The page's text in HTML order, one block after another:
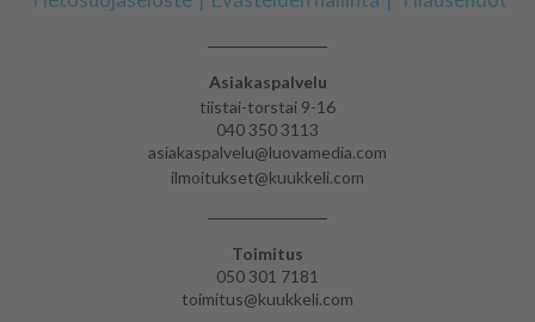
Asiakaspalvelu
tiistai-torstai 9-16
040 350 3113
asiakaspalvelu@luovamedia.com
ilmoitukset@kuukkeli.com
Toimitus
050 301 7181
toimitus@kuukkeli.com